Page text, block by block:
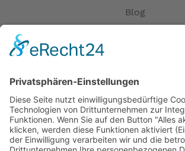
Blog
Öffnungszeiten
Versandpartner
Verfügbarkeiten
Zahlung und Versand